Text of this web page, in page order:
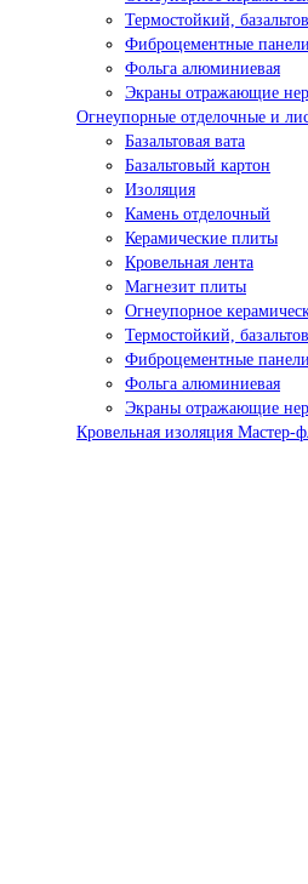
Термостойкий,
Фиброцементные панели
Фольга алюминиевая
Экраны отражающие
Огнеупорные отделочные и
Базальтовая вата
Базальтовый картон
Изоляция
Камень отделочный
Керамические плиты
Кровельная лента
Магнезит плиты
Огнеупорное
Термостойкий,
Фиброцементные панели
Фольга алюминиевая
Экраны отражающие
Кровельная изоляция Мастер-